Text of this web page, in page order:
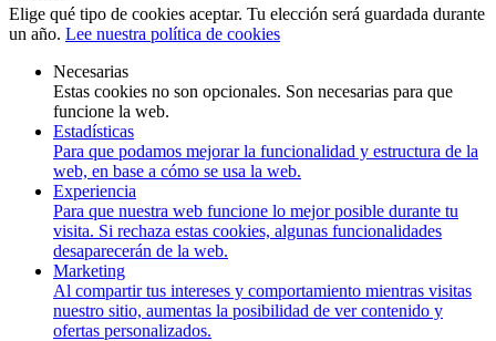
Elige qué tipo de cookies aceptar. Tu elección será guardada durante
un año. Lee nuestra política de cookies
Necesarias
Estas cookies no son opcionales. Son necesarias para que
funcione la web.
Estadísticas
Para que podamos mejorar la funcionalidad y estructura de la
web, en base a cómo se usa la web.
Experiencia
Para que nuestra web funcione lo mejor posible durante tu
visita. Si rechaza estas cookies, algunas funcionalidades
desaparecerán de la web.
Marketing
Al compartir tus intereses y comportamiento mientras visitas
nuestro sitio, aumentas la posibilidad de ver contenido y
ofertas personalizados.